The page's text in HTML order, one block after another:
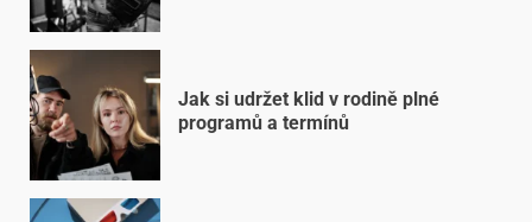
Jak si udržet klid v rodině plné
programů a termínů